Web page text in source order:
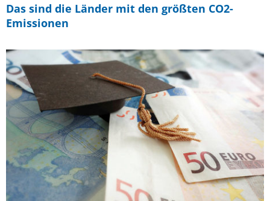
Das sind die Länder mit den größten CO2-
Emissionen